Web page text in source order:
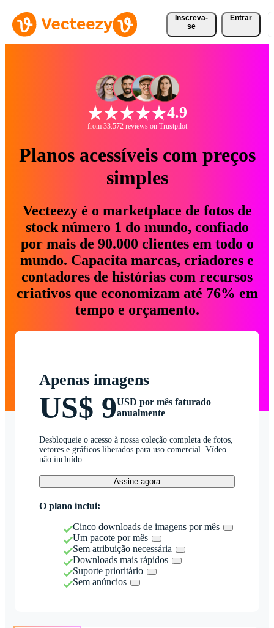
Inscreva-
se
Entrar
4.9
from 33.572 reviews on Trustpilot
Planos acessíveis com preços
simples
Vecteezy é o marketplace de fotos de
stock número 1 do mundo, confiado
por mais de 90.000 clientes em todo o
mundo. Capacita marcas, criadores e
contadores de histórias com recursos
criativos que economizam até 76% em
tempo e orçamento.
Apenas imagens
US$ 9USD por mês faturado
anualmente
Desbloqueie o acesso à nossa coleção completa de fotos,
vetores e gráficos liberados para uso comercial. Vídeo
não incluído.
Assine agora
O plano inclui:
Cinco downloads de imagens por mês
Um pacote por mês
Sem atribuição necessária
Downloads mais rápidos
Suporte prioritário
Sem anúncios